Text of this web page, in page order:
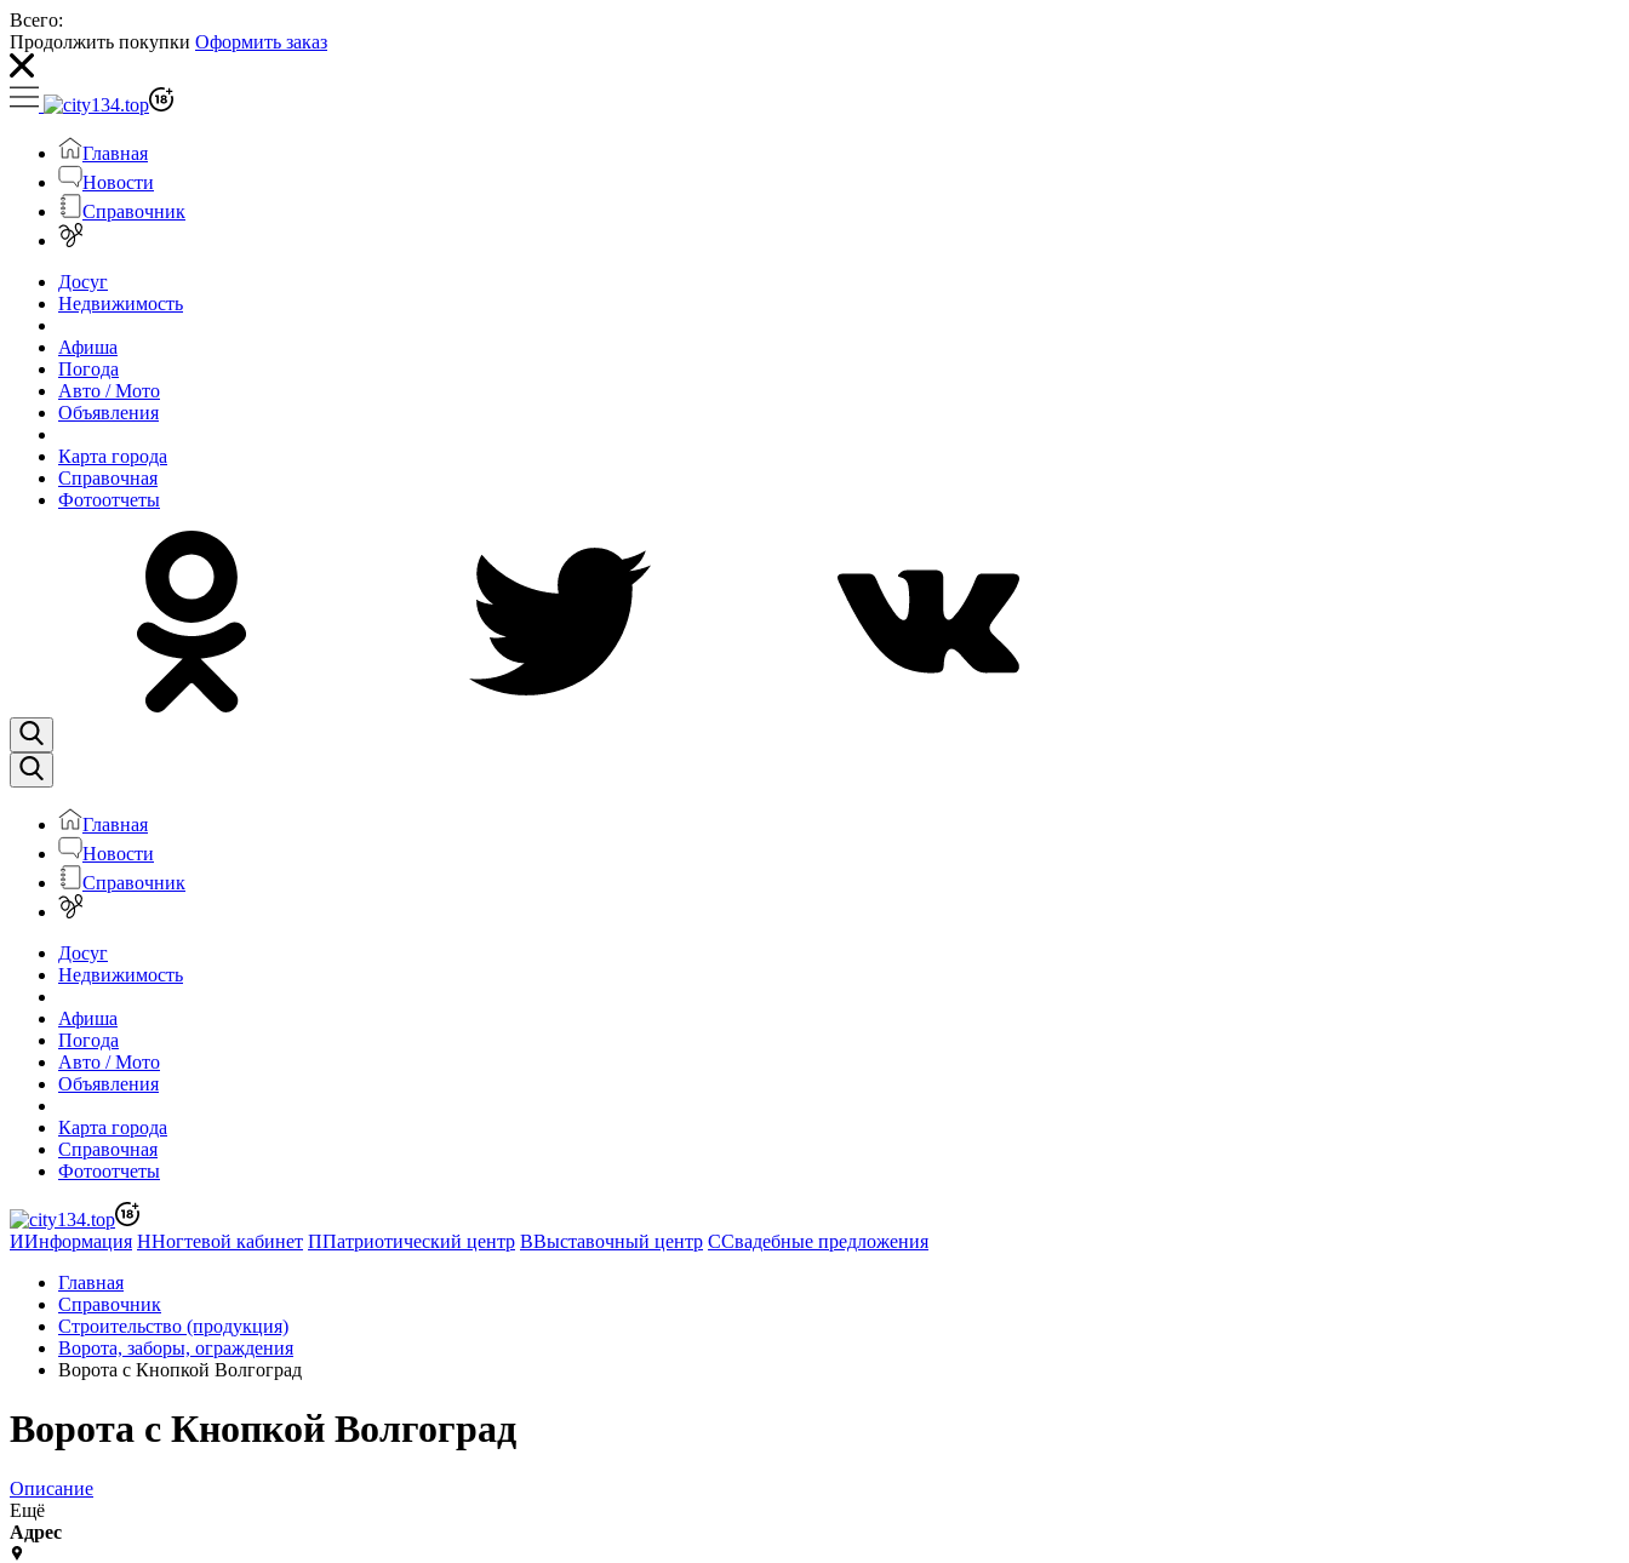
Всего:
Продолжить покупки Оформить заказ
Главная
Новости
Справочник
Досуг
Недвижимость
Афиша
Погода
Авто / Мото
Объявления
Карта города
Справочная
Фотоотчеты
Главная
Новости
Справочник
Досуг
Недвижимость
Афиша
Погода
Авто / Мото
Объявления
Карта города
Справочная
Фотоотчеты
ИИнформация ННогтевой кабинет ППатриотический центр ВВыставочный центр ССвадебные предложения
Главная
Справочник
Строительство (продукция)
Ворота, заборы, ограждения
Ворота с Кнопкой Волгоград
Ворота с Кнопкой Волгоград
Описание
Ещё
Адрес